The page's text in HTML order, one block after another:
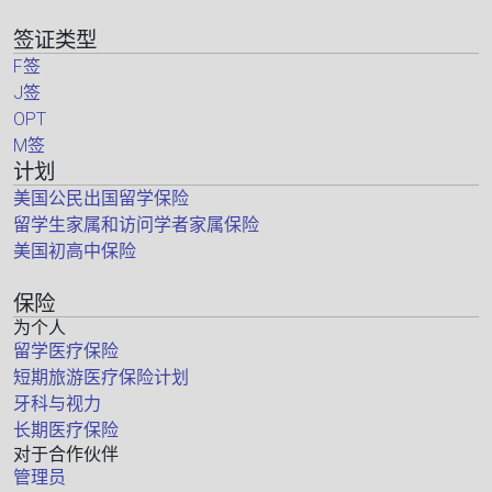
签证类型
F签
J签
OPT
M签
计划
美国公民出国留学保险
留学生家属和访问学者家属保险
美国初高中保险
保险
为个人
留学医疗保险
短期旅游医疗保险计划
牙科与视力
长期医疗保险
对于合作伙伴
管理员